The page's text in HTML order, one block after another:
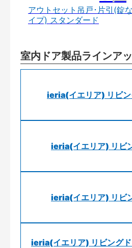
アウトセット吊戸･片引(錠
イプ) スタンダード
室内ドア製品ラインア
ieria(イエリア) リビン
ieria(イエリア) リビ
ieria(イエリア) リビ
ieria(イエリア) リビングド